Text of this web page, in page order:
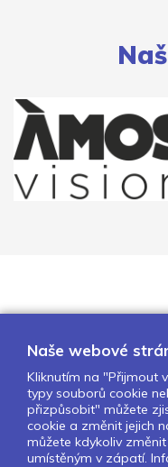
O nás
Partneři
Naše webové
Kliknutím na "Přijmout
typy souborů cookie
přizpůsobit" můžete
cookie a změnit jejich
můžete kdykoliv
umístěným v zápatí.